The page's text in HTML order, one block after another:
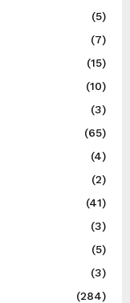
(5)
(7)
(15)
(10)
(3)
(65)
(4)
(2)
(41)
(3)
(5)
(3)
(284)